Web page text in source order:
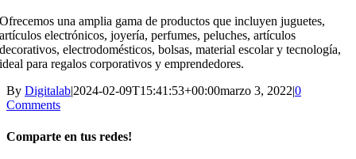
Ofrecemos una amplia gama de productos que incluyen juguetes,
artículos electrónicos, joyería, perfumes, peluches, artículos
decorativos, electrodomésticos, bolsas, material escolar y tecnología,
ideal para regalos corporativos y emprendedores.
By Digitalab|2024-02-09T15:41:53+00:00marzo 3, 2022|0
Comments
Comparte en tus redes!